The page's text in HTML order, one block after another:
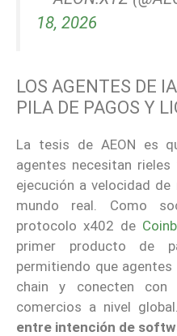
18, 2026
LOS AGENTES DE
PILA DE PAGOS Y
La tesis de AEON es
agentes necesitan
ejecución a velocidad
mundo real. Como
protocolo x402 de
primer producto de
permitiendo que
chain y conecten
comercios a nivel
entre intención de